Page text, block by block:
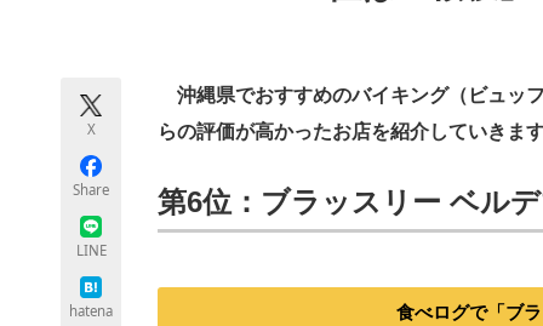
ちょっと気になるネットの話題
X
Share
LINE
hatena
沖縄県でおすすめのバイキング（ビュッ
らの評価が高かったお店を紹介していきます
第6位：ブラッスリー ベル
食べログで「ブ